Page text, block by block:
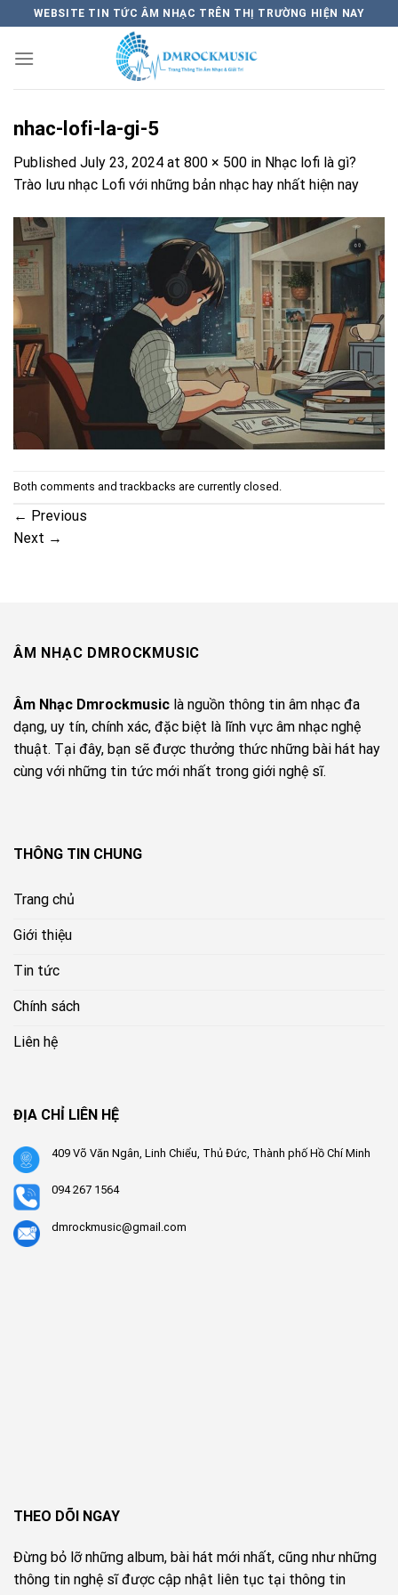
content
WEBSITE TIN TỨC ÂM NHẠC TRÊN THỊ TRƯỜNG HIỆN NAY
nhac-lofi-la-gi-5
Published July 23, 2024 at 800 × 500 in Nhạc lofi là gì?
Trào lưu nhạc Lofi với những bản nhạc hay nhất hiện nay
Both comments and trackbacks are currently closed.
← Previous
Next →
ÂM NHẠC DMROCKMUSIC
Âm Nhạc Dmrockmusic là nguồn thông tin âm nhạc đa
dạng, uy tín, chính xác, đặc biệt là lĩnh vực âm nhạc nghệ
thuật. Tại đây, bạn sẽ được thưởng thức những bài hát hay
cùng với những tin tức mới nhất trong giới nghệ sĩ.
THÔNG TIN CHUNG
Trang chủ
Giới thiệu
Tin tức
Chính sách
Liên hệ
ĐỊA CHỈ LIÊN HỆ
409 Võ Văn Ngân, Linh Chiểu, Thủ Đức, Thành phố Hồ Chí Minh
094 267 1564
dmrockmusic@gmail.com
THEO DÕI NGAY
Đừng bỏ lỡ những album, bài hát mới nhất, cũng như những
thông tin nghệ sĩ được cập nhật liên tục tại thông tin